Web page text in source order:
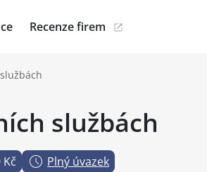
Recenze firem
službách
Plný úvazek